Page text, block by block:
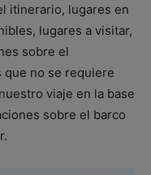
itinerario, lugares en
lugares a visitar,
sobre el
que no se requiere
viaje en la base
sobre el barco